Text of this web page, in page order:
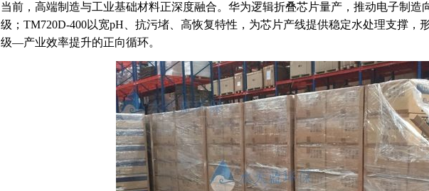
当前，高端制造与工业基础材料正深度融合。华为逻辑折叠芯片量产，推动电子制造
级；TM720D-400以宽pH、抗污堵、高恢复特性，为芯片产线提供稳定水处理支撑
级—产业效率提升的正向循环。